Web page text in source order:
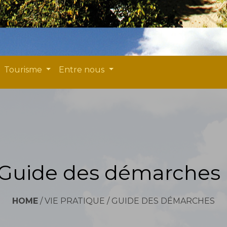
Tourisme Entre nous
des démarches
HOME /VIE PRATIQUE / GUIDE DES DÉMARCHES